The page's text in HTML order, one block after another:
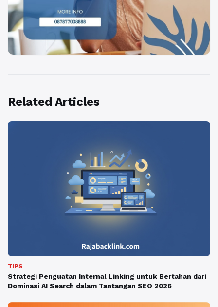
Related Articles
TIPS
Strategi Penguatan Internal Linking untuk Bertahan dari
Dominasi AI Search dalam Tantangan SEO 2026